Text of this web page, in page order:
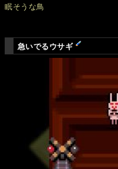
眠そうな鳥
急いでるウサギ